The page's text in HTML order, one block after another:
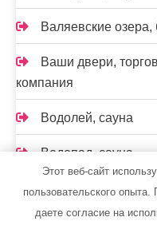
Валяевские озера,
Ваши двери,
компания
Водолей, сауна
Водопад, сауна
Волна, спортивно-
Восторг, банный
Этот веб-сайт
пользовательского
даете согласие на